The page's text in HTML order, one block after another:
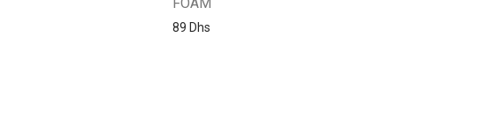
89 Dhs